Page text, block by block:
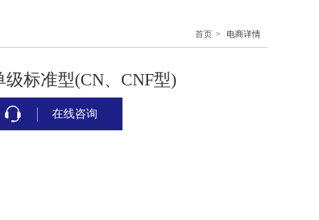
首页 > 电商详情
级标准型(CN、CNF型)
在线咨询